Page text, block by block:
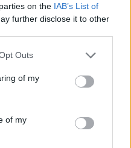
on the IAB’s List of
further disclose it to other
Outs
of my
of my